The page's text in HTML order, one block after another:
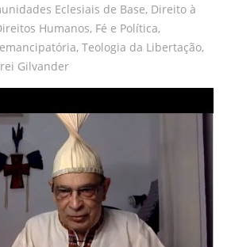
Eclesiais de Base, Direito à
Humanos, Fé e Política,
, Teologia da Libertação,
Gilvander